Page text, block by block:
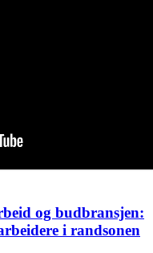
og budbransjen:
i randsonen